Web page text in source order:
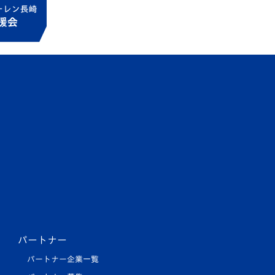
パートナー
パートナー企業一覧